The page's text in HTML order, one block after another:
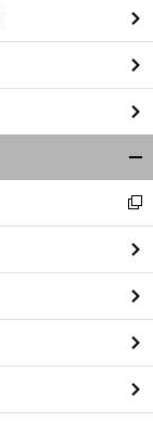
閉
る
新
し
い
ウ
ィ
ン
ド
ウ
で
開